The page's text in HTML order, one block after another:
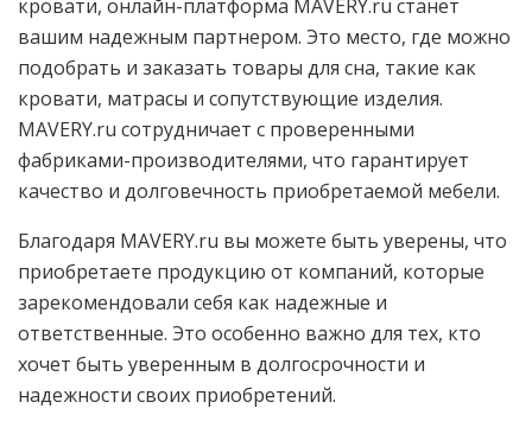
кровати, онлайн-платформа MAVERY.ru станет
вашим надежным партнером. Это место, где можно
подобрать и заказать товары для сна, такие как
кровати, матрасы и сопутствующие изделия.
MAVERY.ru сотрудничает с проверенными
фабриками-производителями, что гарантирует
качество и долговечность приобретаемой мебели.
Благодаря MAVERY.ru вы можете быть уверены, что
приобретаете продукцию от компаний, которые
зарекомендовали себя как надежные и
ответственные. Это особенно важно для тех, кто
хочет быть уверенным в долгосрочности и
надежности своих приобретений.